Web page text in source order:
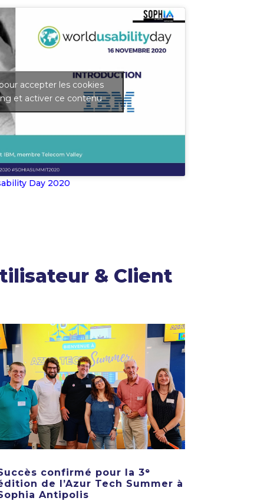
accepter les cookies
et activer ce contenu
Day 2020
& Client
confirmé pour la 3ᵉ
de l’Azur Tech Summer à
Antipolis